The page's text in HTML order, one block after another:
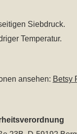
Siebdruck.
Temperatur.
ansehen: Betsy